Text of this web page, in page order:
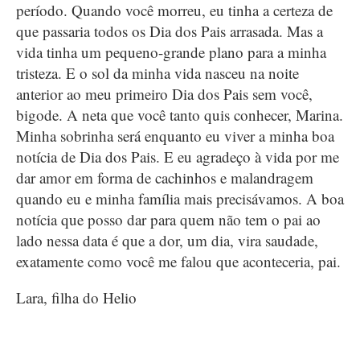
período. Quando você morreu, eu tinha a certeza de
que passaria todos os Dia dos Pais arrasada. Mas a
vida tinha um pequeno-grande plano para a minha
tristeza. E o sol da minha vida nasceu na noite
anterior ao meu primeiro Dia dos Pais sem você,
bigode. A neta que você tanto quis conhecer, Marina.
Minha sobrinha será enquanto eu viver a minha boa
notícia de Dia dos Pais. E eu agradeço à vida por me
dar amor em forma de cachinhos e malandragem
quando eu e minha família mais precisávamos. A boa
notícia que posso dar para quem não tem o pai ao
lado nessa data é que a dor, um dia, vira saudade,
exatamente como você me falou que aconteceria, pai.
Lara, filha do Helio